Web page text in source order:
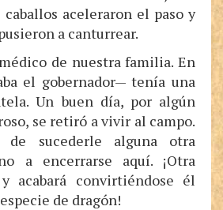
caballos aceleraron el paso y
a canturrear.
de nuestra familia. En
el gobernador— tenía una
Un buen día, por algún
se retiró a vivir al campo.
de sucederle alguna otra
a encerrarse aquí. ¡Otra
acabará convirtiéndose él
de dragón!